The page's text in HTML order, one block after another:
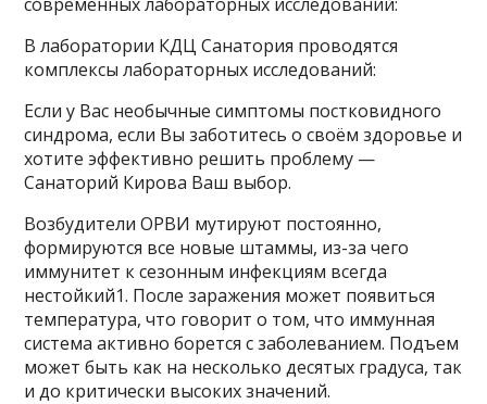
В лаборатории КДЦ Санатория проводятся
комплексы лабораторных исследований:
Если у Вас необычные симптомы постковидного
синдрома, если Вы заботитесь о своём здоровье и
хотите эффективно решить проблему —
Санаторий Кирова Ваш выбор.
Возбудители ОРВИ мутируют постоянно,
формируются все новые штаммы, из-за чего
иммунитет к сезонным инфекциям всегда
нестойкий1. После заражения может появиться
температура, что говорит о том, что иммунная
система активно борется с заболеванием. Подъем
может быть как на несколько десятых градуса, так
и до критически высоких значений.